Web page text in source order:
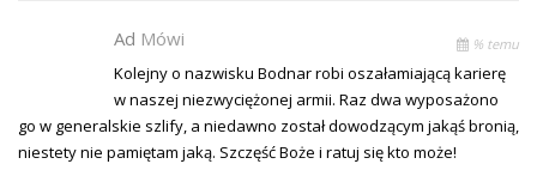
Ad Mówi % temu
Kolejny o nazwisku Bodnar robi oszałamiającą karierę
w naszej niezwyciężonej armii. Raz dwa wyposażono
go w generalskie szlify, a niedawno został dowodzącym jakąś bronią,
niestety nie pamiętam jaką. Szczęść Boże i ratuj się kto może!